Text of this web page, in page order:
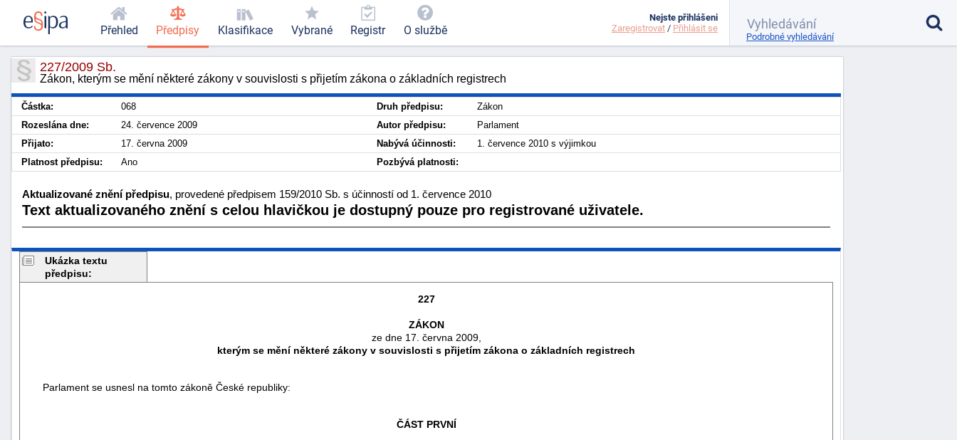
227/2009 Sb.
Zákon, kterým se mění některé zákony v souvislosti s přijetím zákona o základních registrech
Částka: 068 Druh předpisu:
Zákon
Rozeslána dne:
24. července 2009 Autor předpisu:
Parlament
Přijato:
17. června 2009 Nabývá účinnosti:
1. července 2010 s výjimkou
Platnost předpisu:
Ano Pozbývá platnosti:
Aktualizované znění předpisu, provedené předpisem 159/2010 Sb. s účinností od 1. července 2010
Text aktualizovaného znění s celou hlavičkou je dostupný pouze pro registrované uživatele.
Ukázka textu
předpisu:
227
ZÁKON
ze dne 17. června 2009,
kterým se mění některé zákony v souvislosti s přijetím zákona o základních registrech
Parlament se usnesl na tomto zákoně České republiky:
ČÁST PRVNÍ
Přehled Předpisy Klasifikace Vybrané Registr O službě
Nejste přihlášeni
Zaregistrovat / Přihlásit se
Podrobné vyhledávání